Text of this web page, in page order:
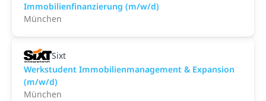
Immobilienfinanzierung (m/w/d)
München
Sixt
Werkstudent Immobilienmanagement & Expansion
(m/w/d)
München